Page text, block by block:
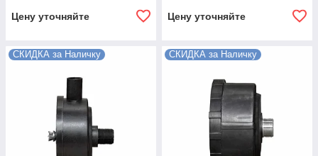
Цену уточняйте Цену уточняйте
СКИДКА за Наличку СКИДКА за Наличку